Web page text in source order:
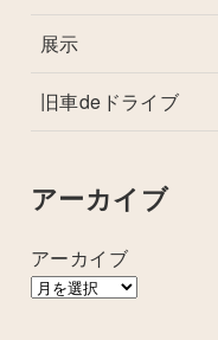
展示
旧車deドライブ
アーカイブ
アーカイブ